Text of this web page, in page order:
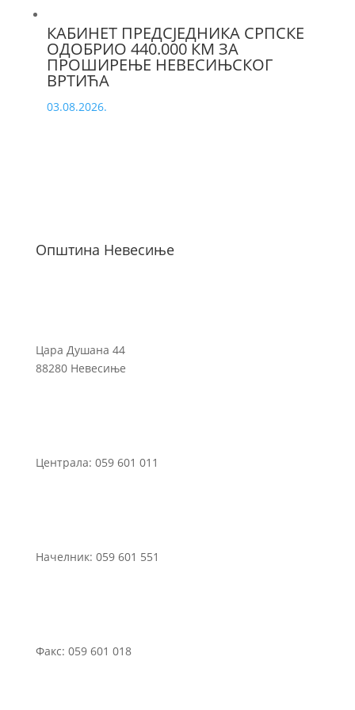
КАБИНЕТ ПРЕДСЈЕДНИКА СРПСКЕ
ОДОБРИО 440.000 КМ ЗА
ПРОШИРЕЊЕ НЕВЕСИЊСКОГ
ВРТИЋА
03.08.2026.
Општина Невесиње
Цара Душана 44
88280 Невесиње
Централа: 059 601 011
Начелник: 059 601 551
Факс: 059 601 018